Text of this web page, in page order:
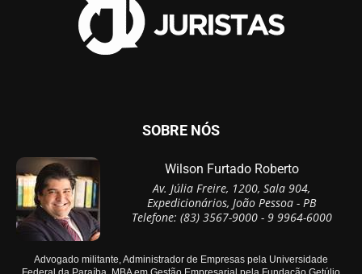
SOBRE NÓS
Wilson Furtado Roberto
Av. Júlia Freire, 1200, Sala 904,
Expedicionários, João Pessoa - PB
Telefone: (83) 3567-9000 - 9 9964-6000
Advogado militante, Administrador de Empresas pela Universidade